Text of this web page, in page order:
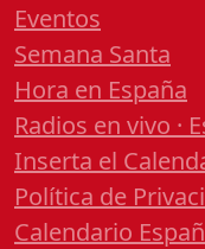
Eventos
Semana Santa
Hora en España
Radios en vivo ·
Inserta el
Política de
Calendario